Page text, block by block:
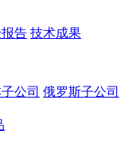
告 技术成果
公司 俄罗斯子公司